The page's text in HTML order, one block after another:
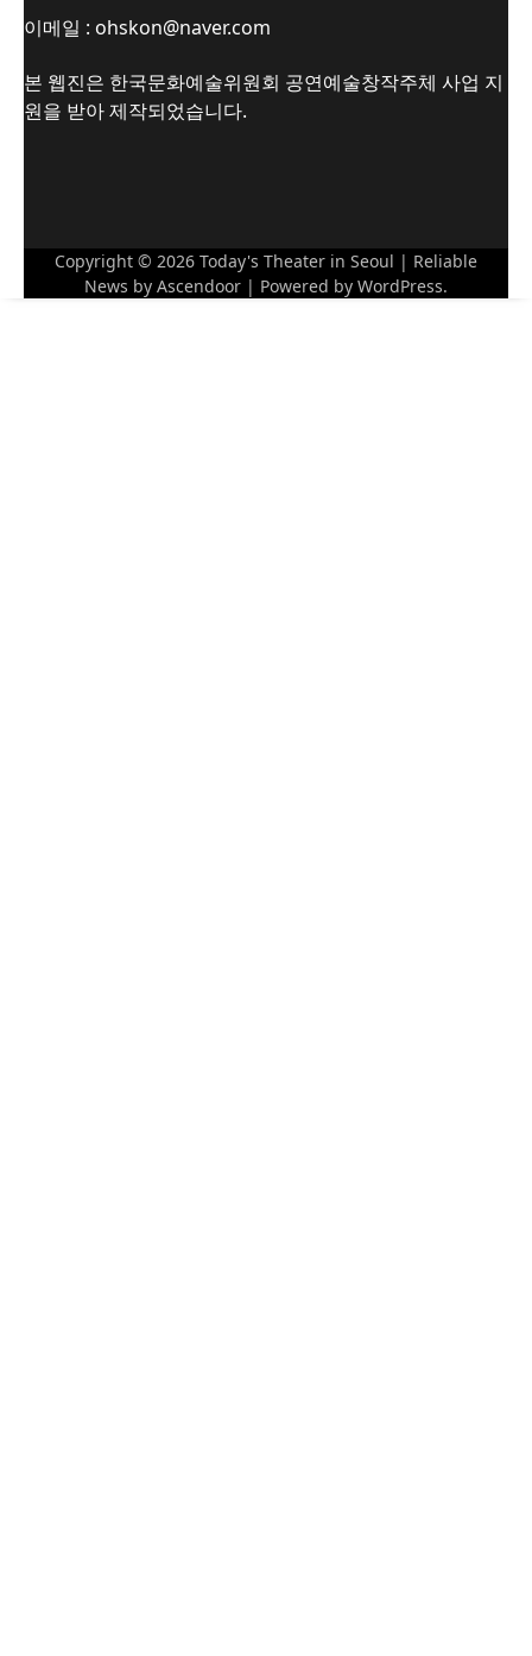
이메일 : ohskon@naver.com
본 웹진은 한국문화예술위원회 공연예술창작주체 사업 지
원을 받아 제작되었습니다.
Copyright © 2026 Today's Theater in Seoul | Reliable
News by Ascendoor | Powered by WordPress.